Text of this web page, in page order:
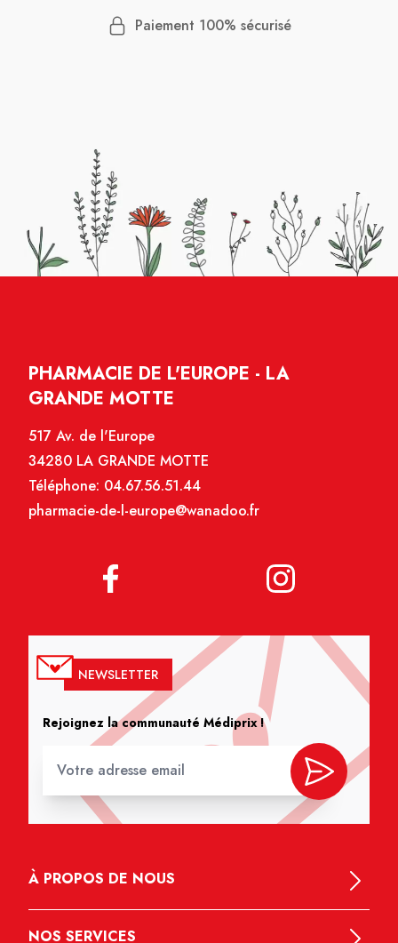
Paiement 100% sécurisé
PHARMACIE DE L'EUROPE - LA
GRANDE MOTTE
517 Av. de l'Europe
34280 LA GRANDE MOTTE
Téléphone: 04.67.56.51.44
pharmacie-de-l-europe@wanadoo.fr
NEWSLETTER
Rejoignez la communauté Médiprix !
À PROPOS DE NOUS
NOS SERVICES